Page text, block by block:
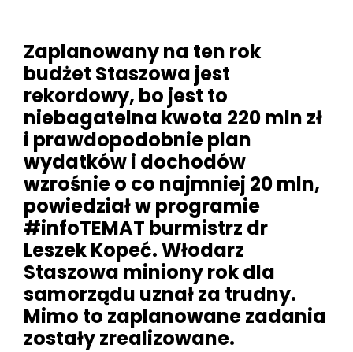
Zaplanowany na ten rok
budżet Staszowa jest
rekordowy, bo jest to
niebagatelna kwota 220 mln zł
i prawdopodobnie plan
wydatków i dochodów
wzrośnie o co najmniej 20 mln,
powiedział w programie
#infoTEMAT burmistrz dr
Leszek Kopeć. Włodarz
Staszowa miniony rok dla
samorządu uznał za trudny.
Mimo to zaplanowane zadania
zostały zrealizowane.